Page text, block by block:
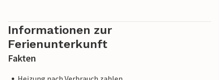
Informationen zur
Ferienunterkunft
Fakten